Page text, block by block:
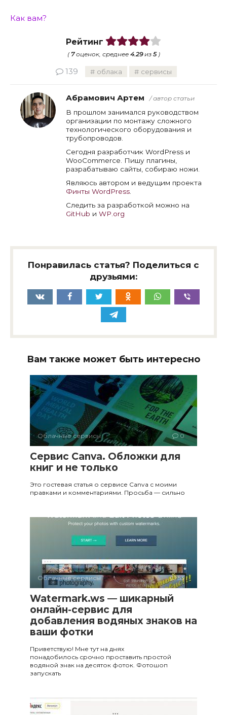
Как вам?
Рейтинг
( 7оценок, среднее 4.29из 5)
139 облака сервисы
Абрамович Артем / автор статьи
В прошлом занимался руководством
организации по монтажу сложного
технологического оборудования и
трубопроводов.
Сегодня разработчик WordPress и
WooCommerce. Пишу плагины,
разрабатываю сайты, собираю ножи.
Являюсь автором и ведущим проекта
Финты WordPress
Следить за разработкой можно на
GitHub и WP.org
Понравилась статья? Поделиться с
друзьями:
Вам также может быть интересно
Облачные сервисы 0
Сервис Canva. Обложки для
книг и не только
Это гостевая статья о сервисе Canva с моими
правками и комментариями. Просьба — сильно
Облачные сервисы 53
Watermark.ws — шикарный
онлайн-сервис для
добавления водяных знаков на
ваши фотки
Приветствую! Мне тут на днях
понадобилось срочно проставить простой
водяной знак на десяток фоток. Фотошоп
запускать